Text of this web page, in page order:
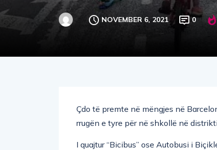
NOVEMBER 6, 2021 0
Çdo të premte në mëngjes në
rrugën e tyre për në shkollë në
I quajtur “Bicibus” ose Autobusi i